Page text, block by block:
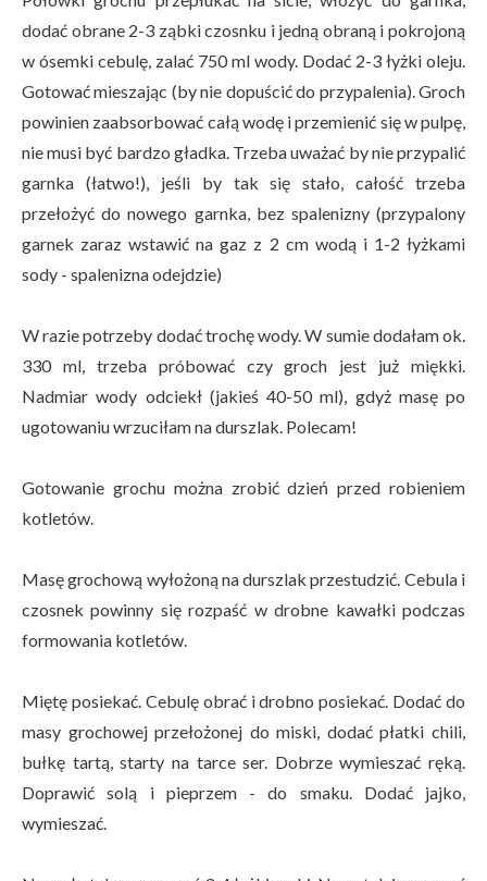
dodać obrane 2-3 ząbki czosnku i jedną obraną i pokrojoną
w ósemki cebulę, zalać 750 ml wody. Dodać 2-3 łyżki oleju.
Gotować mieszając (by nie dopuścić do przypalenia). Groch
powinien zaabsorbować całą wodę i przemienić się w pulpę,
nie musi być bardzo gładka. Trzeba uważać by nie przypalić
garnka (łatwo!), jeśli by tak się stało, całość trzeba
przełożyć do nowego garnka, bez spalenizny (przypalony
garnek zaraz wstawić na gaz z 2 cm wodą i 1-2 łyżkami
sody - spalenizna odejdzie)
W razie potrzeby dodać trochę wody. W sumie dodałam ok.
330 ml, trzeba próbować czy groch jest już miękki.
Nadmiar wody odciekł (jakieś 40-50 ml), gdyż masę po
ugotowaniu wrzuciłam na durszlak. Polecam!
Gotowanie grochu można zrobić dzień przed robieniem
kotletów.
Masę grochową wyłożoną na durszlak przestudzić. Cebula i
czosnek powinny się rozpaść w drobne kawałki podczas
formowania kotletów.
Miętę posiekać. Cebulę obrać i drobno posiekać. Dodać do
masy grochowej przełożonej do miski, dodać płatki chili,
bułkę tartą, starty na tarce ser. Dobrze wymieszać ręką.
Doprawić solą i pieprzem - do smaku. Dodać jajko,
wymieszać.